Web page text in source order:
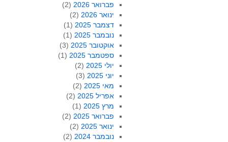
פברואר 2026
(2)
ינואר 2026
(2)
דצמבר 2025
(1)
נובמבר 2025
(1)
אוקטובר 2025
(3)
ספטמבר 2025
(1)
יולי 2025
(2)
יוני 2025
(3)
מאי 2025
(2)
אפריל 2025
(2)
מרץ 2025
(1)
פברואר 2025
(2)
ינואר 2025
(2)
נובמבר 2024
(2)